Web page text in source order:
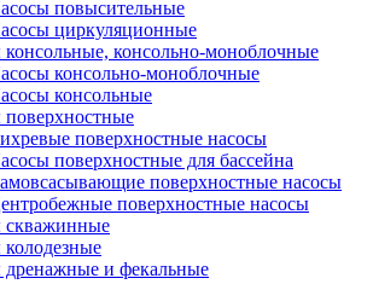
повысительные
циркуляционные
консольно-моноблочные
консольно-моноблочные
консольные
поверхностные насосы
поверхностные для бассейна
поверхностные насосы
поверхностные насосы
скважинные
дренажные и фекальные